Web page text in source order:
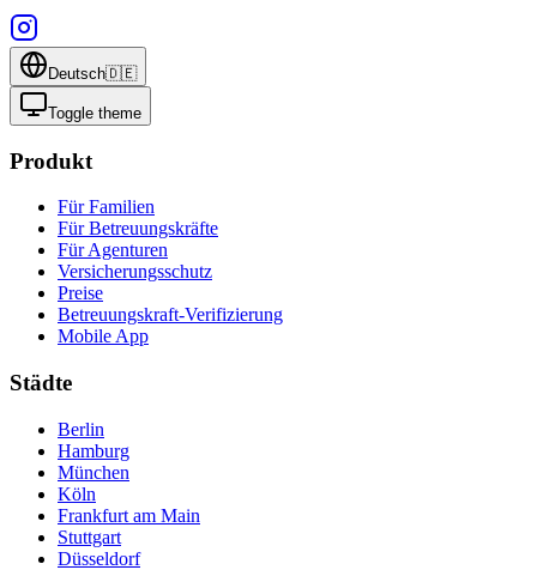
Deutsch🇩🇪
Toggle theme
Produkt
Für Familien
Für Betreuungskräfte
Für Agenturen
Versicherungsschutz
Preise
Betreuungskraft-Verifizierung
Mobile App
Städte
Berlin
Hamburg
München
Köln
Frankfurt am Main
Stuttgart
Düsseldorf